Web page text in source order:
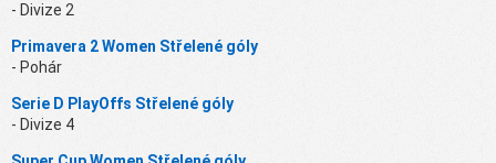
- Divize 2
Primavera 2 Women Střelené góly
- Pohár
Serie D PlayOffs Střelené góly
- Divize 4